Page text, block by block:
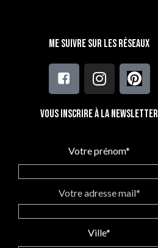
Me suivre sur les réseaux
Vous inscrire à la newsletter
Votre prénom*
Votre adresse mail*
Ville*